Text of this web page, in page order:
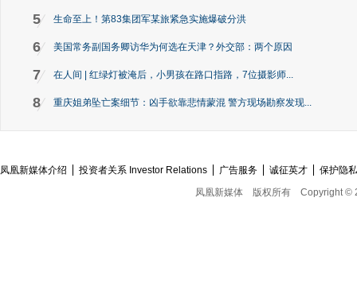
5 生命至上！第83集团军某旅紧急实施爆破分洪
6 美国常务副国务卿访华为何选在天津？外交部：两个原因
7 在人间 | 红绿灯被淹后，小男孩在路口指路，7位摄影师...
8 重庆姐弟坠亡案细节：凶手欲靠悲情蒙混 警方现场勘察发现...
凤凰新媒体介绍 投资者关系 Investor Relations 广告服务 诚征英才
保护隐
凤凰新媒体
版权所有 Copyright ©